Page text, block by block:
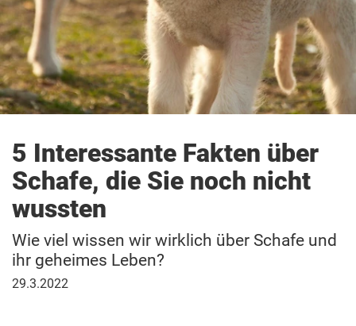
5 Interessante Fakten über
Schafe, die Sie noch nicht
wussten
Wie viel wissen wir wirklich über Schafe und
ihr geheimes Leben?
29.
29.3.2022